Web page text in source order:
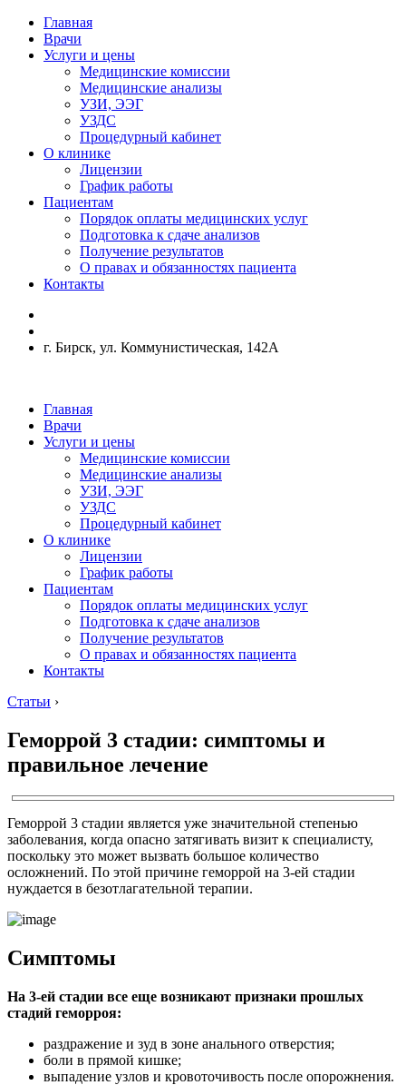
Главная
Врачи
Услуги и цены
Медицинские комиссии
Медицинские анализы
УЗИ, ЭЭГ
УЗДС
Процедурный кабинет
О клинике
Лицензии
График работы
Пациентам
Порядок оплаты медицинских услуг
Подготовка к сдаче анализов
Получение результатов
О правах и обязанностях пациента
Контакты
г. Бирск, ул. Коммунистическая, 142А
Главная
Врачи
Услуги и цены
Медицинские комиссии
Медицинские анализы
УЗИ, ЭЭГ
УЗДС
Процедурный кабинет
О клинике
Лицензии
График работы
Пациентам
Порядок оплаты медицинских услуг
Подготовка к сдаче анализов
Получение результатов
О правах и обязанностях пациента
Контакты
Статьи ›
Геморрой 3 стадии: симптомы и
правильное лечение
Геморрой 3 стадии является уже значительной степенью
заболевания, когда опасно затягивать визит к специалисту,
поскольку это может вызвать большое количество
осложнений. По этой причине геморрой на 3-ей стадии
нуждается в безотлагательной терапии.
Симптомы
На 3-ей стадии все еще возникают признаки прошлых
стадий геморроя:
раздражение и зуд в зоне анального отверстия;
боли в прямой кишке;
выпадение узлов и кровоточивость после опорожнения.